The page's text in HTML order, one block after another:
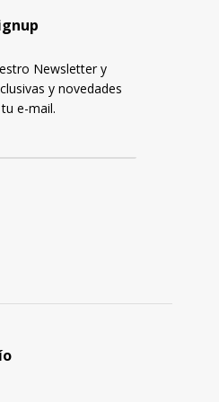
Newsletter y
y novedades
e-mail.